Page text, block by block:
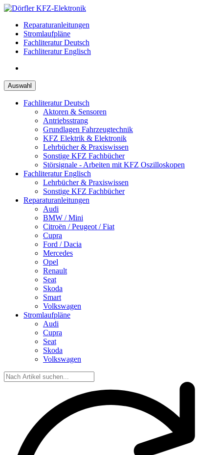
Zum
springenReparaturanleitungen
Stromlaufpläne
Fachliteratur Deutsch
Fachliteratur Englisch
Auswahl
Fachliteratur Deutsch
Aktoren & Sensoren
Antriebsstrang
Grundlagen Fahrzeugtechnik
KFZ Elektrik & Elektronik
Lehrbücher & Praxiswissen
Sonstige KFZ Fachbücher
Störsignale - Arbeiten mit KFZ Oszilloskopen
Fachliteratur Englisch
Lehrbücher & Praxiswissen
Sonstige KFZ Fachbücher
Reparaturanleitungen
Audi
BMW / Mini
Citroën / Peugeot / Fiat
Cupra
Ford / Dacia
Mercedes
Opel
Renault
Seat
Skoda
Smart
Volkswagen
Stromlaufpläne
Audi
Cupra
Seat
Skoda
Volkswagen